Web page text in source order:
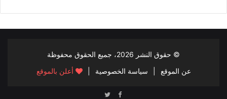
© حقوق النشر 2026، جميع الحقوق محفوظة
عن الموقع
سياسة الخصوصية أعلن بالموقع